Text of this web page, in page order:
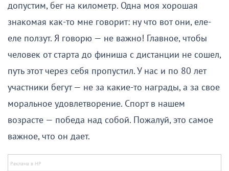
допустим, бег на километр. Одна моя хорошая
знакомая как-то мне говорит: ну что вот они, еле-
еле ползут. Я говорю — не важно! Главное, чтобы
человек от старта до финиша с дистанции не сошел,
путь этот через себя пропустил. У нас и по 80 лет
участники бегут — не за какие-то награды, а за свое
моральное удовлетворение. Спорт в нашем
возрасте — победа над собой. Пожалуй, это самое
важное, что он дает.